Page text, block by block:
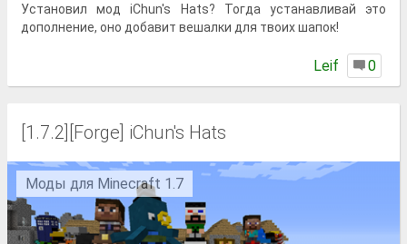
Установил мод iChun's Hats? Тогда устанавливай это
дополнение, оно добавит вешалки для твоих шапок!
Lеif 0
[1.7.2][Forge] iChun's Hats
Моды для Minecraft 1.7